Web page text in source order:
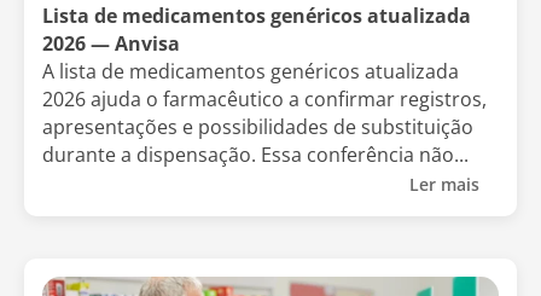
Lista de medicamentos genéricos atualizada
2026 — Anvisa
A lista de medicamentos genéricos atualizada
2026 ajuda o farmacêutico a confirmar registros,
apresentações e possibilidades de substituição
durante a dispensação. Essa conferência não...
Ler mais